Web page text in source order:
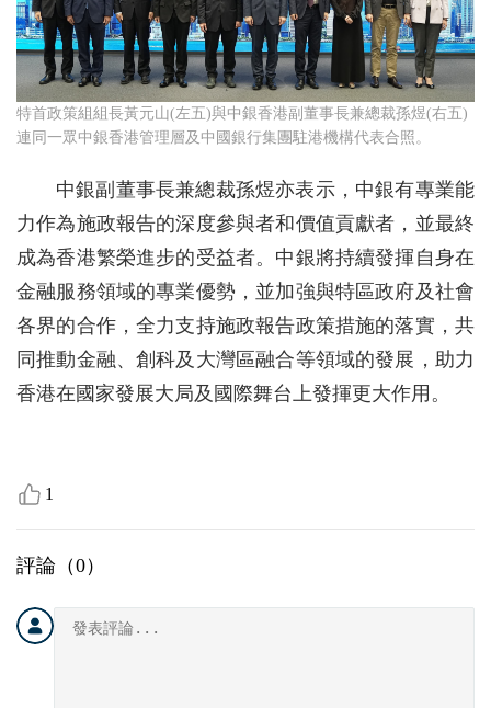
特首政策組組長黃元山(左五)與中銀香港副董事長兼總裁孫煜(右五)
連同一眾中銀香港管理層及中國銀行集團駐港機構代表合照。
中銀副董事長兼總裁孫煜亦表示，中銀有專業能
力作為施政報告的深度參與者和價值貢獻者，並最終
成為香港繁榮進步的受益者。中銀將持續發揮自身在
金融服務領域的專業優勢，並加強與特區政府及社會
各界的合作，全力支持施政報告政策措施的落實，共
同推動金融、創科及大灣區融合等領域的發展，助力
香港在國家發展大局及國際舞台上發揮更大作用。
1
評論（0）